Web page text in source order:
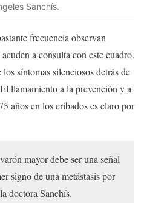
Sanchís.
frecuencia observan
a consulta con este cuadro.
síntomas silenciosos detrás de
llamamiento a la prevención y a
años en los cribados es claro por
mayor debe ser una señal
signo de una metástasis por
doctora Sanchís.